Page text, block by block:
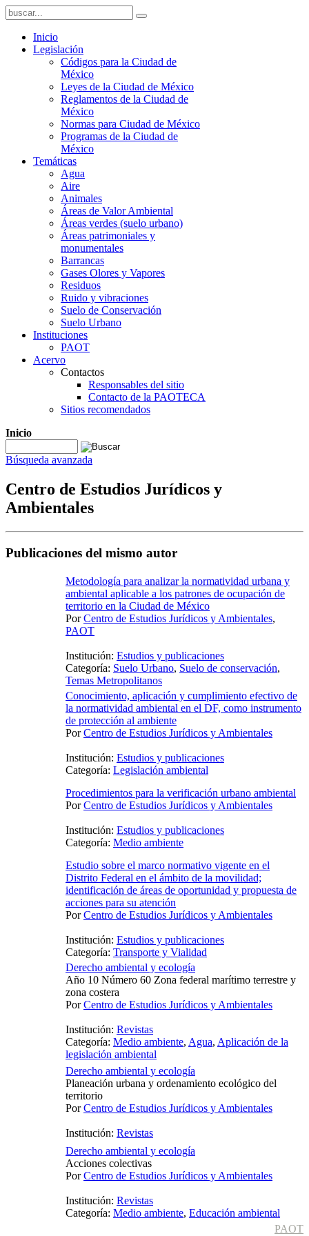
Inicio
Legislación
Códigos para la Ciudad de
México
Leyes de la Ciudad de México
Reglamentos de la Ciudad de
México
Normas para Ciudad de México
Programas de la Ciudad de
México
Temáticas
Agua
Aire
Animales
Áreas de Valor Ambiental
Áreas verdes (suelo urbano)
Áreas patrimoniales y
monumentales
Barrancas
Gases Olores y Vapores
Residuos
Ruido y vibraciones
Suelo de Conservación
Suelo Urbano
Instituciones
PAOT
Acervo
Contactos
Responsables del sitio
Contacto de la PAOTECA
Sitios recomendados
Inicio
Búsqueda avanzada
Centro de Estudios Jurídicos y
Ambientales
Publicaciones del mismo autor
Metodología para analizar la normatividad urbana y
ambiental aplicable a los patrones de ocupación de
territorio en la Ciudad de México
PorCentro de Estudios Jurídicos y Ambientales,
PAOT
Institución: Estudios y publicaciones
Categoría: Suelo Urbano, Suelo de conservación,
Temas Metropolitanos
Conocimiento, aplicación y cumplimiento efectivo de
la normatividad ambiental en el DF, como instrumento
de protección al ambiente
PorCentro de Estudios Jurídicos y Ambientales
Institución: Estudios y publicaciones
Categoría: Legislación ambiental
Procedimientos para la verificación urbano ambiental
PorCentro de Estudios Jurídicos y Ambientales
Institución: Estudios y publicaciones
Categoría: Medio ambiente
Estudio sobre el marco normativo vigente en el
Distrito Federal en el ámbito de la movilidad;
identificación de áreas de oportunidad y propuesta de
acciones para su atención
PorCentro de Estudios Jurídicos y Ambientales
Institución: Estudios y publicaciones
Categoría: Transporte y Vialidad
Derecho ambiental y ecología
Año 10 Número 60 Zona federal marítimo terrestre y
zona costera
PorCentro de Estudios Jurídicos y Ambientales
Institución: Revistas
Categoría: Medio ambiente, Agua, Aplicación de la
legislación ambiental
Derecho ambiental y ecología
Planeación urbana y ordenamiento ecológico del
territorio
PorCentro de Estudios Jurídicos y Ambientales
Institución: Revistas
Derecho ambiental y ecología
Acciones colectivas
PorCentro de Estudios Jurídicos y Ambientales
Institución: Revistas
Categoría: Medio ambiente, Educación ambiental
PAOT